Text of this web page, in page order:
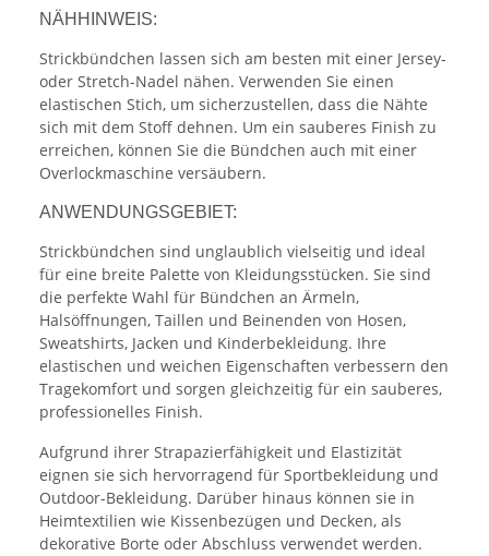
NÄHHINWEIS:
Strickbündchen lassen sich am besten mit einer Jersey-
oder Stretch-Nadel nähen. Verwenden Sie einen
elastischen Stich, um sicherzustellen, dass die Nähte
sich mit dem Stoff dehnen. Um ein sauberes Finish zu
erreichen, können Sie die Bündchen auch mit einer
Overlockmaschine versäubern.
ANWENDUNGSGEBIET:
Strickbündchen sind unglaublich vielseitig und ideal
für eine breite Palette von Kleidungsstücken. Sie sind
die perfekte Wahl für Bündchen an Ärmeln,
Halsöffnungen, Taillen und Beinenden von Hosen,
Sweatshirts, Jacken und Kinderbekleidung. Ihre
elastischen und weichen Eigenschaften verbessern den
Tragekomfort und sorgen gleichzeitig für ein sauberes,
professionelles Finish.
Aufgrund ihrer Strapazierfähigkeit und Elastizität
eignen sie sich hervorragend für Sportbekleidung und
Outdoor-Bekleidung. Darüber hinaus können sie in
Heimtextilien wie Kissenbezügen und Decken, als
dekorative Borte oder Abschluss verwendet werden.